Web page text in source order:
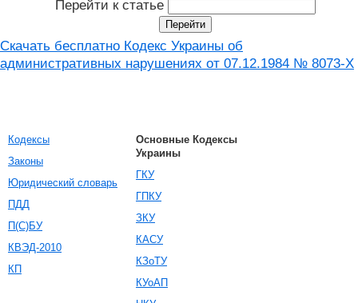
Перейти к статье
Скачать бесплатно Кодекс Украины об
административных нарушениях от 07.12.1984 № 8073-X
Кодексы
Законы
Юридический словарь
ПДД
П(С)БУ
КВЭД-2010
КП
Основные Кодексы
Украины
ГКУ
ГПКУ
ЗКУ
КАСУ
КЗоТУ
КУоАП